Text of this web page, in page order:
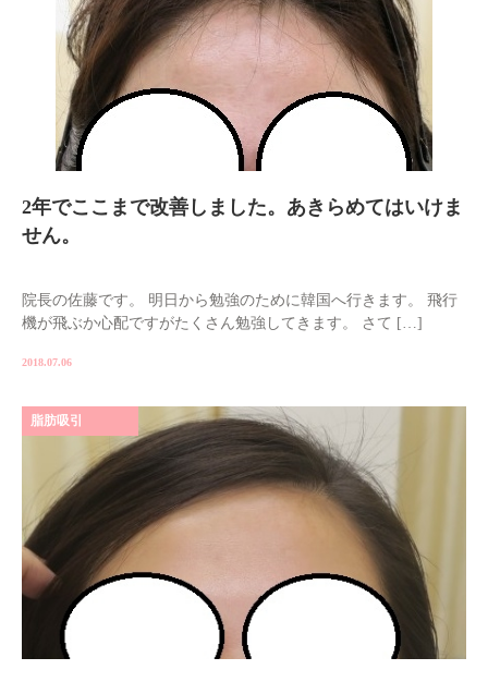
2年でここまで改善しました。あきらめてはいけま
せん。
院長の佐藤です。 明日から勉強のために韓国へ行きます。 飛行
機が飛ぶか心配ですがたくさん勉強してきます。 さて […]
2018.07.06
脂肪吸引